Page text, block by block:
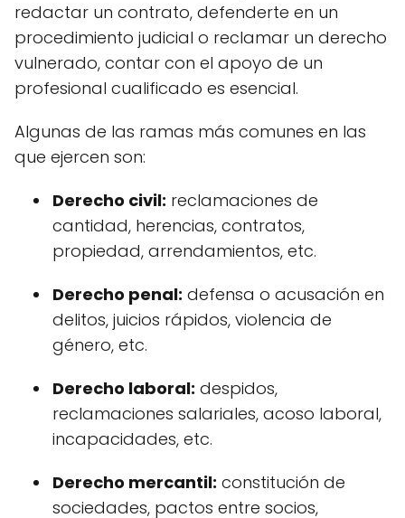
redactar un contrato, defenderte en un
procedimiento judicial o reclamar un derecho
vulnerado, contar con el apoyo de un
profesional cualificado es esencial.
Algunas de las ramas más comunes en las
que ejercen son:
Derecho civil: reclamaciones de
cantidad, herencias, contratos,
propiedad, arrendamientos, etc.
Derecho penal: defensa o acusación en
delitos, juicios rápidos, violencia de
género, etc.
Derecho laboral: despidos,
reclamaciones salariales, acoso laboral,
incapacidades, etc.
Derecho mercantil: constitución de
sociedades, pactos entre socios,